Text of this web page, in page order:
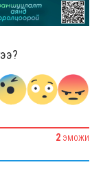
2 ЭМОЖИ